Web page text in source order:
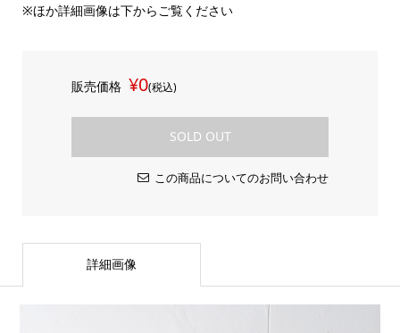
※ほか詳細画像は下からご覧ください
販売価格 ¥0(税込)
SOLD OUT
この商品についてのお問い合わせ
詳細画像